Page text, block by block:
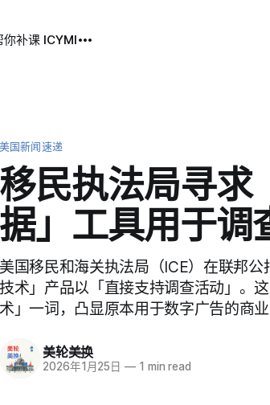
你补课 ICYMI
美国新闻速递
移民执法局寻求
据」工具用于调
美国移民和海关执法局（ICE）在联邦
技术」产品以「直接支持调查活动」。
术」一词，凸显原本用于数字广告的商
美轮美换
2026年1月25日 — 1 min read